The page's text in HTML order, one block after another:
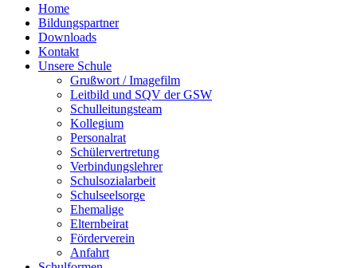
Home
Bildungspartner
Downloads
Kontakt
Unsere Schule
Grußwort / Imagefilm
Leitbild und SQV der GSW
Schulleitungsteam
Kollegium
Personalrat
Schülervertretung
Verbindungslehrer
Schulsozialarbeit
Schulseelsorge
Ehemalige
Elternbeirat
Förderverein
Anfahrt